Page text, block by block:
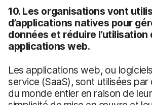
10. Les organisations vont
d’applications natives pour
données et réduire l’utilisation
applications web.
Les applications web, ou
service (SaaS), sont utilisées
du monde entier en raison de